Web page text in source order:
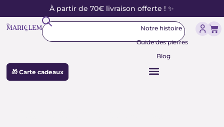
au
contenu
À partir de 70€ livraison offerte ! ✨
Rechercher
Notre histoire
Guide des pierres
Blog
🎁 Carte cadeaux